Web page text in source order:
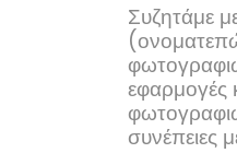
Συζητάμε
εφαρμογές
συνέπειες